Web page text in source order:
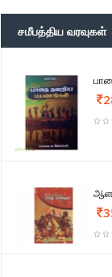
சமீபத்திய வரவுகள்